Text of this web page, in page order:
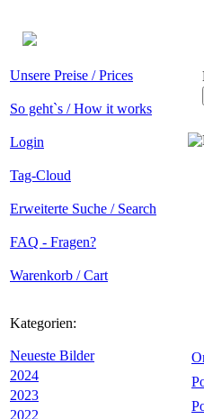
Unsere Preise / Prices
So geht`s / How it works
Login
Tag-Cloud
Erweiterte Suche / Search
FAQ - Fragen?
Warenkorb / Cart
Kategorien:
Neueste Bilder
2024
2023
2022